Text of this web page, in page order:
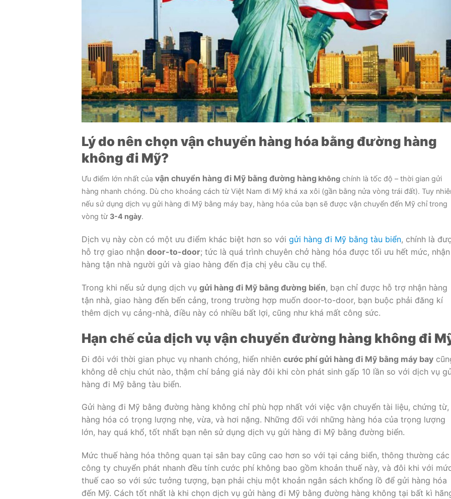
Lý do nên chọn vận chuyển hàng hóa bằng đường hàng
không đi Mỹ?
Ưu điểm lớn nhất của vận chuyển hàng đi Mỹ bằng đường hàng không chính là tốc độ – thời gian gửi
hàng nhanh chóng. Dù cho khoảng cách từ Việt Nam đi Mỹ khá xa xôi (gần bằng nửa vòng trái đất). Tuy
nếu sử dụng dịch vụ gửi hàng đi Mỹ bằng máy bay, hàng hóa của bạn sẽ được vận chuyển đến Mỹ chỉ trong
vòng từ 3-4 ngày.
Dịch vụ này còn có một ưu điểm khác biệt hơn so với gửi hàng đi Mỹ bằng tàu biển, chính là
hỗ trợ giao nhận door-to-door; tức là quá trình chuyên chở hàng hóa được tối ưu hết mức, nhận
hàng tận nhà người gửi và giao hàng đến địa chị yêu cầu cụ thể.
Trong khi nếu sử dụng dịch vụ gửi hàng đi Mỹ bằng đường biển, bạn chỉ được hỗ trợ nhận hàng
tận nhà, giao hàng đến bến cảng, trong trường hợp muốn door-to-door, bạn buộc phải đăng kí
thêm dịch vụ cảng-nhà, điều này có nhiều bất lợi, cũng như khá mất công sức.
Hạn chế của dịch vụ vận chuyển đường hàng không đi
Đi đôi với thời gian phục vụ nhanh chóng, hiển nhiên cước phí gửi hàng đi Mỹ bằng máy bay
không dễ chịu chút nào, thậm chí bảng giá này đôi khi còn phát sinh gấp 10 lần so với dịch vụ
hàng đi Mỹ bằng tàu biển.
Gửi hàng đi Mỹ bằng đường hàng không chỉ phù hợp nhất với việc vận chuyển tài liệu, chứng từ,
hàng hóa có trọng lượng nhẹ, vừa, và hơi nặng. Những đối với những hàng hóa của trọng lượng
lớn, hay quá khổ, tốt nhất bạn nên sử dụng dịch vụ gửi hàng đi Mỹ bằng đường biển.
Mức thuế hàng hóa thông quan tại sân bay cũng cao hơn so với tại cảng biển, thông thường các
công ty chuyển phát nhanh đều tính cước phí không bao gồm khoản thuế này, và đôi khi với
thuế cao so với sức tưởng tượng, bạn phải chịu một khoản ngân sách khổng lồ để gửi hàng hóa
đến Mỹ. Cách tốt nhất là khi chọn dịch vụ gửi hàng đi Mỹ bằng đường hàng không tại bất kì